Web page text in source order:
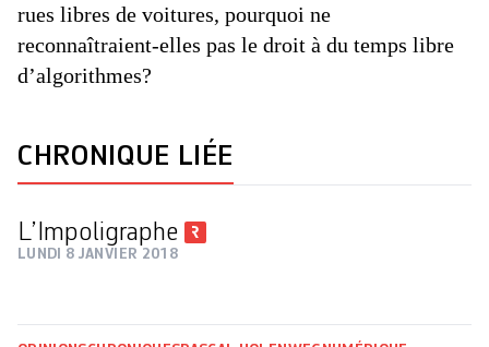
rues libres de voitures, pourquoi ne
reconnaîtraient-elles pas le droit à du temps libre
d’algorithmes?
CHRONIQUE LIÉE
L’Impoligraphe
LUNDI 8 JANVIER 2018